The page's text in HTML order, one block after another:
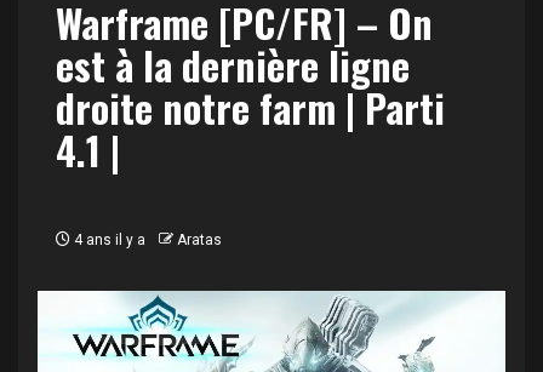
Warframe [PC/FR] – On
est à la dernière ligne
droite notre farm | Parti
4.1 |
4 ans il y a Aratas